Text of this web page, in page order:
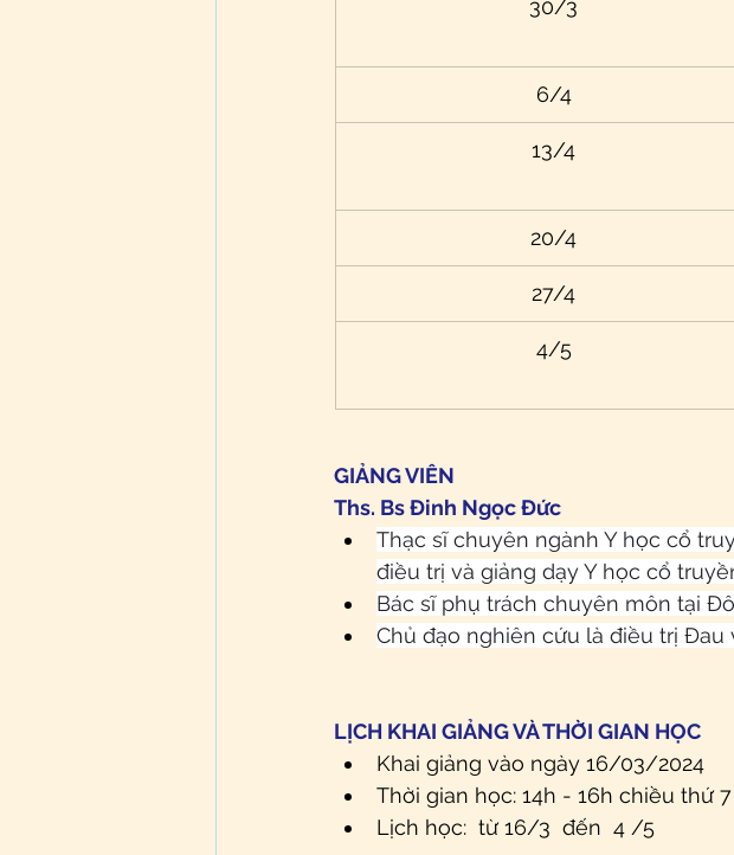
30/3
6/4
13/4
20/4
27/4
4/5
GIẢNG VIÊN
Ths. Bs Đinh Ngọc Đức
Thạc sĩ chuyên ngành Y học cổ
điều trị và giảng dạy Y học cổ
Bác sĩ phụ trách chuyên môn tại
Chủ đạo nghiên cứu là điều trị Đau
LỊCH KHAI GIẢNG VÀ THỜI GIAN HỌC
Khai giảng vào ngày 16/03/2024
Thời gian học: 14h - 16h chiều thứ
Lịch học:  từ 16/3  đến  4 /5